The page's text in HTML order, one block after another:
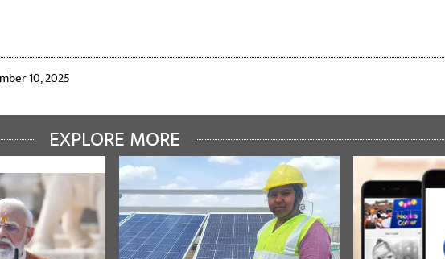
10, 2025
27, 2024
EXPLORE MORE